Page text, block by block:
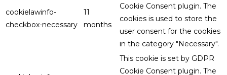
cookielawinfo-
checkbox-necessary
11
months
Cookie Consent plugin. The
cookies is used to store the
user consent for the cookies
in the category "Necessary".
This cookie is set by GDPR
Cookie Consent plugin. The